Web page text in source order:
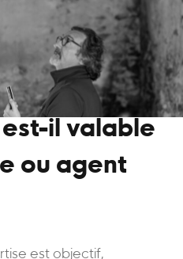
il valable
ou agent
est objectif,